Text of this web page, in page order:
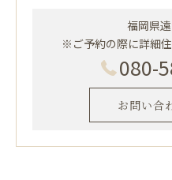
福岡県
※ご予約の際に詳細住
080-
お問い合